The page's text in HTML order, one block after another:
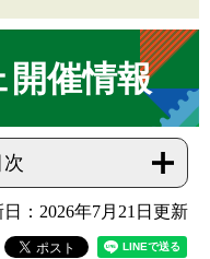
催情報
：2026年7月21日更新